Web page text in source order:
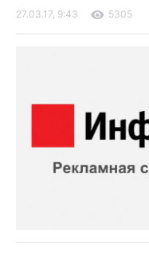
27.03.17, 9:43 5305